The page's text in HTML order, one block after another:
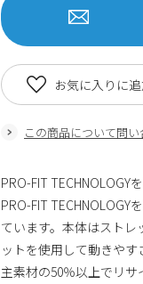
この商品について問い
お気に入りに
PRO-FIT TECHNOLOGY
PRO-FIT
ています。本体はストレ
ットを使用して動きや
主素材の50％以上でリサ